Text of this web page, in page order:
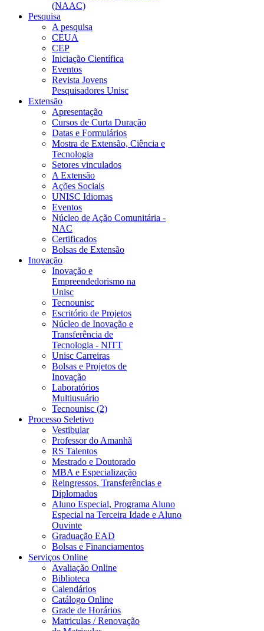
(NAAC)
Pesquisa
A pesquisa
CEUA
CEP
Iniciação Científica
Eventos
Revista Jovens
Pesquisadores Unisc
Extensão
Apresentação
Cursos de Curta Duração
Datas e Formulários
Mostra de Extensão, Ciência e
Tecnologia
Setores vinculados
A Extensão
Ações Sociais
UNISC Idiomas
Eventos
Núcleo de Ação Comunitária -
NAC
Certificados
Bolsas de Extensão
Inovação
Inovação e
Empreendedorismo na
Unisc
Tecnounisc
Escritório de Projetos
Núcleo de Inovação e
Transferência de
Tecnologia - NITT
Unisc Carreiras
Bolsas e Projetos de
Inovação
Laboratórios
Multiusuário
Tecnounisc (2)
Processo Seletivo
Vestibular
Professor do Amanhã
RS Talentos
Mestrado e Doutorado
MBA e Especialização
Reingressos, Transferências e
Diplomados
Aluno Especial, Programa Aluno
Especial na Terceira Idade e Aluno
Ouvinte
Graduação EAD
Bolsas e Financiamentos
Serviços Online
Avaliação Online
Biblioteca
Calendários
Catálogo Online
Grade de Horários
Matriculas / Renovação